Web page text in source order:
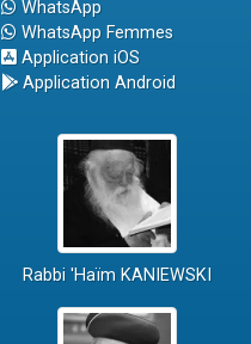
WhatsApp
WhatsApp Femmes
Application iOS
Application Android
Rabbi 'Haïm KANIEWSKI